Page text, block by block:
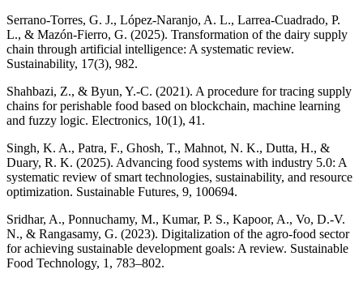
Serrano-Torres, G. J., López-Naranjo, A. L., Larrea-Cuadrado, P.
L., & Mazón-Fierro, G. (2025). Transformation of the dairy supply
chain through artificial intelligence: A systematic review.
Sustainability, 17(3), 982.
Shahbazi, Z., & Byun, Y.-C. (2021). A procedure for tracing supply
chains for perishable food based on blockchain, machine learning
and fuzzy logic. Electronics, 10(1), 41.
Singh, K. A., Patra, F., Ghosh, T., Mahnot, N. K., Dutta, H., &
Duary, R. K. (2025). Advancing food systems with industry 5.0: A
systematic review of smart technologies, sustainability, and resource
optimization. Sustainable Futures, 9, 100694.
Sridhar, A., Ponnuchamy, M., Kumar, P. S., Kapoor, A., Vo, D.-V.
N., & Rangasamy, G. (2023). Digitalization of the agro-food sector
for achieving sustainable development goals: A review. Sustainable
Food Technology, 1, 783–802.